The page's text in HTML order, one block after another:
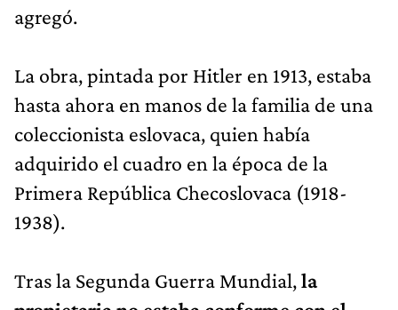
agregó.
La obra, pintada por Hitler en 1913, estaba
hasta ahora en manos de la familia de una
coleccionista eslovaca, quien había
adquirido el cuadro en la época de la
Primera República Checoslovaca (1918-
1938).
Tras la Segunda Guerra Mundial,la